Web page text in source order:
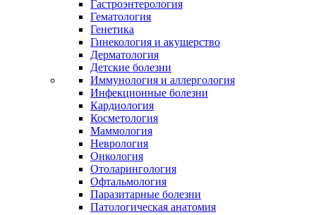
Гастроэнтерология
Гематология
Генетика
Гинекология и акушерство
Дерматология
Детские болезни
Иммунология и аллергология
Инфекционные болезни
Кардиология
Косметология
Маммология
Неврология
Онкология
Отоларингология
Офтальмология
Паразитарные болезни
Патологическая анатомия